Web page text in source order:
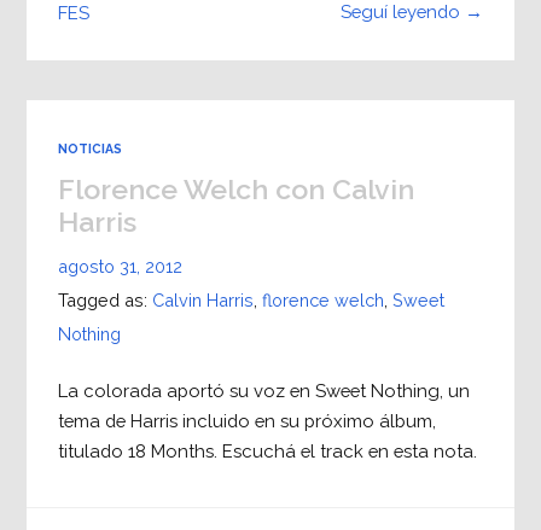
Seguí leyendo →
FES
NOTICIAS
Florence Welch con Calvin
Harris
agosto 31, 2012
Tagged as: Calvin Harris florence welch Sweet
Nothing
La colorada aportó su voz en Sweet Nothing, un
tema de Harris incluido en su próximo álbum,
titulado 18 Months. Escuchá el track en esta nota.